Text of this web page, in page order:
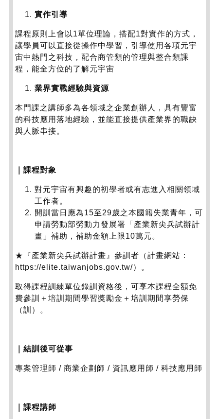
實作引導
課程原則上會以1單位理論，搭配1對實作的方式，
讓學員可以直接從操作中學習，引導使用各項元宇
宙中熱門之科技，配合商管類的管理與整合類課
程，能全方位的了解元宇宙
業界實戰經驗與資源
本門課之講師多為各領域之企業創辦人，具有豐富
的科技應用落地經驗，並能直接提供產業界的職缺
與人脈串接。
｜課程對象
對元宇宙有興趣的初學者或有志進入相關領域
工作者。
開訓當日應為15至29歲之本國籍失業青年，可
申請勞動部勞動力發展署「產業新尖兵試辦計
畫」補助，補助金額上限10萬元。
★『產業新尖兵試辦計畫』參訓者（計畫網站：
https://elite.taiwanjobs.gov.tw/）。
取得課程訓練單位錄訓資格後，可享本課程全額免
費參訓＋培訓期間學習獎勵金＋培訓期間享勞保
（訓）。
｜結訓後可從事
專案管理師 / 商業企劃師 / 資訊應用師 / 科技應用師
｜課程講師